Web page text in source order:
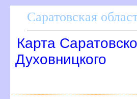
Саратовская
Карта
Духовницкого